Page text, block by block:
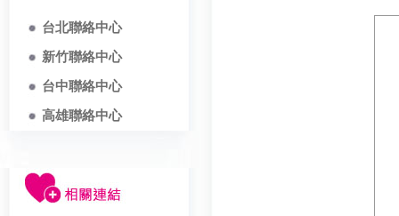
台北聯絡中心
新竹聯絡中心
台中聯絡中心
高雄聯絡中心